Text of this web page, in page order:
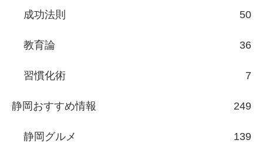
成功法則 50
教育論 36
習慣化術 7
静岡おすすめ情報 249
静岡グルメ 139